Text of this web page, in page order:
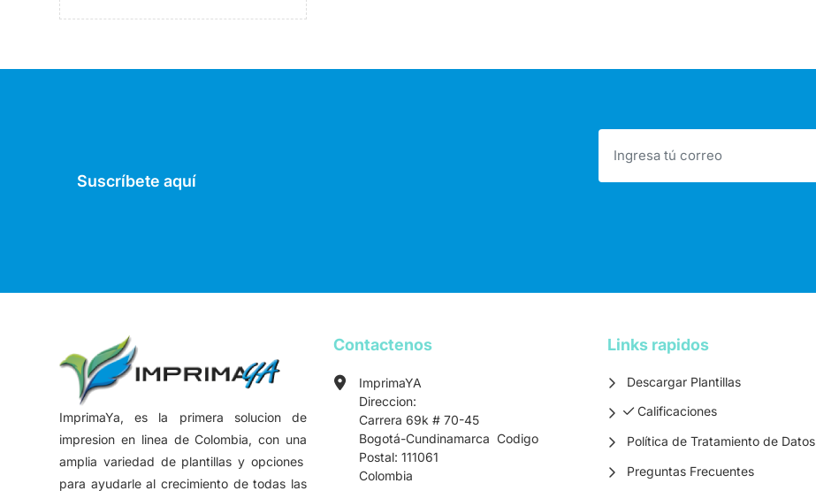
Suscríbete aquí
ImprimaYa, es la primera solucion de
impresion en linea de Colombia, con una
amplia variedad de plantillas y opciones
para ayudarle al crecimiento de todas las
Contactenos
ImprimaYA
Direccion:
Carrera 69k # 70-45
Bogotá-Cundinamarca Codigo
Postal: 111061
Colombia
Links rapidos
Descargar Plantillas
Calificaciones
Calificaciones
Política de Tratamiento de Datos
Preguntas Frecuentes